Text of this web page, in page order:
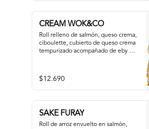
CREAM WOK&CO
Roll relleno de salmón, queso crema,
ciboulette, cubierto de queso crema
tempurizado acompañado de eby
$12.690
SAKE FURAY
Roll de arroz envuelto en salmón,